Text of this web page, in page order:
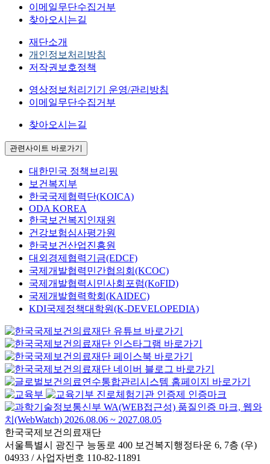
이메일무단수집거부
찾아오시는길
재단소개
개인정보처리방침
저작권보호정책
영상정보처리기기 운영/관리방침
이메일무단수집거부
찾아오시는길
관련사이트 바로가기
대한민국 정책브리핑
보건복지부
한국국제협력단(KOICA)
ODA KOREA
한국보건복지인재원
건강보험심사평가원
한국보건산업진흥원
대외경제협력기금(EDCF)
국제개발협력민간협의회(KCOC)
국제개발협력시민사회포럼(KoFID)
국제개발협력학회(KAIDEC)
KDI국제정책대학원(K-DEVELOPEDIA)
한국국제보건의료재단
서울특별시 광진구 능동로 400 보건복지행정타운 6, 7층 (우)
04933 / 사업자번호 110-82-11891